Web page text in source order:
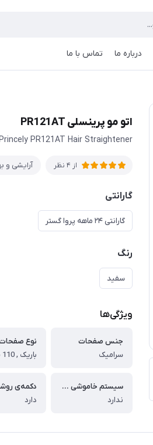
درباره ما تماس با ما
اتو مو پرینسلی PR121AT
PR121AT Hair Straightener
از 4 نظر آرایشی و
گارانتی
گارانتی ۲۴ ماهه پروا گستر
رنگ
سفید
ویژگی‌ها
جنس صفحات
سرامیک
نوع
سیستم خاموشی خودکار
ندارد
دارد